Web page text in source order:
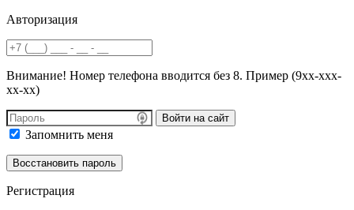
Авторизация
Внимание! Номер телефона вводится без 8. Пример (9хх-ххх-
хх-хх)
Войти на сайт
Запомнить меня
Регистрация